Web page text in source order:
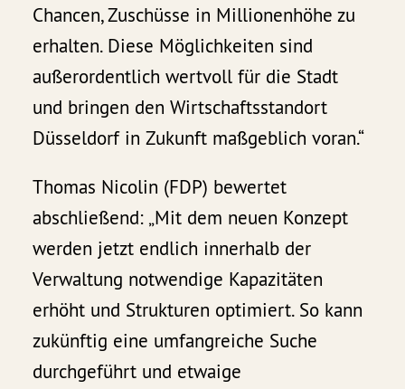
Chancen, Zuschüsse in Millionenhöhe zu
erhalten. Diese Möglichkeiten sind
außerordentlich wertvoll für die Stadt
und bringen den Wirtschaftsstandort
Düsseldorf in Zukunft maßgeblich voran.“
Thomas Nicolin (FDP) bewertet
abschließend: „Mit dem neuen Konzept
werden jetzt endlich innerhalb der
Verwaltung notwendige Kapazitäten
erhöht und Strukturen optimiert. So kann
zukünftig eine umfangreiche Suche
durchgeführt und etwaige